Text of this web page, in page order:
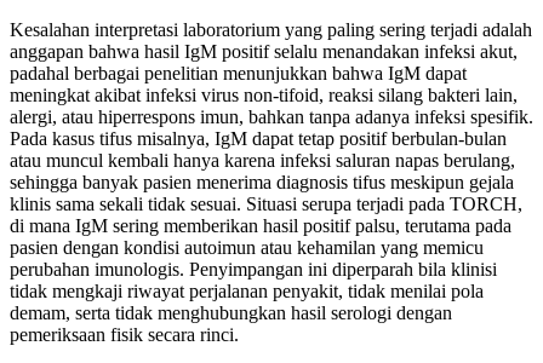
Kesalahan interpretasi laboratorium yang paling sering terjadi adalah
anggapan bahwa hasil IgM positif selalu menandakan infeksi akut,
padahal berbagai penelitian menunjukkan bahwa IgM dapat
meningkat akibat infeksi virus non-tifoid, reaksi silang bakteri lain,
alergi, atau hiperrespons imun, bahkan tanpa adanya infeksi spesifik.
Pada kasus tifus misalnya, IgM dapat tetap positif berbulan-bulan
atau muncul kembali hanya karena infeksi saluran napas berulang,
sehingga banyak pasien menerima diagnosis tifus meskipun gejala
klinis sama sekali tidak sesuai. Situasi serupa terjadi pada TORCH,
di mana IgM sering memberikan hasil positif palsu, terutama pada
pasien dengan kondisi autoimun atau kehamilan yang memicu
perubahan imunologis. Penyimpangan ini diperparah bila klinisi
tidak mengkaji riwayat perjalanan penyakit, tidak menilai pola
demam, serta tidak menghubungkan hasil serologi dengan
pemeriksaan fisik secara rinci.